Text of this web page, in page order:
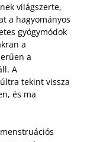
világszerte,
a hagyományos
gyógymódok
a
a
A
tekint vissza
és ma